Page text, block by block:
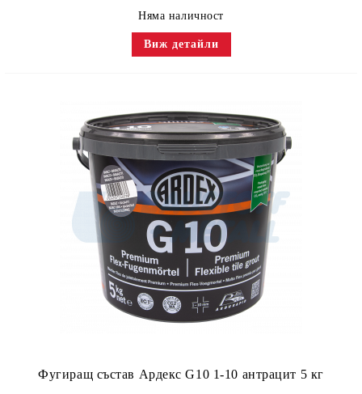
Няма наличност
Виж детайли
Фугиращ състав Ардекс G10 1-10 антрацит 5 кг